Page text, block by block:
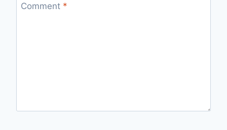
Comment *